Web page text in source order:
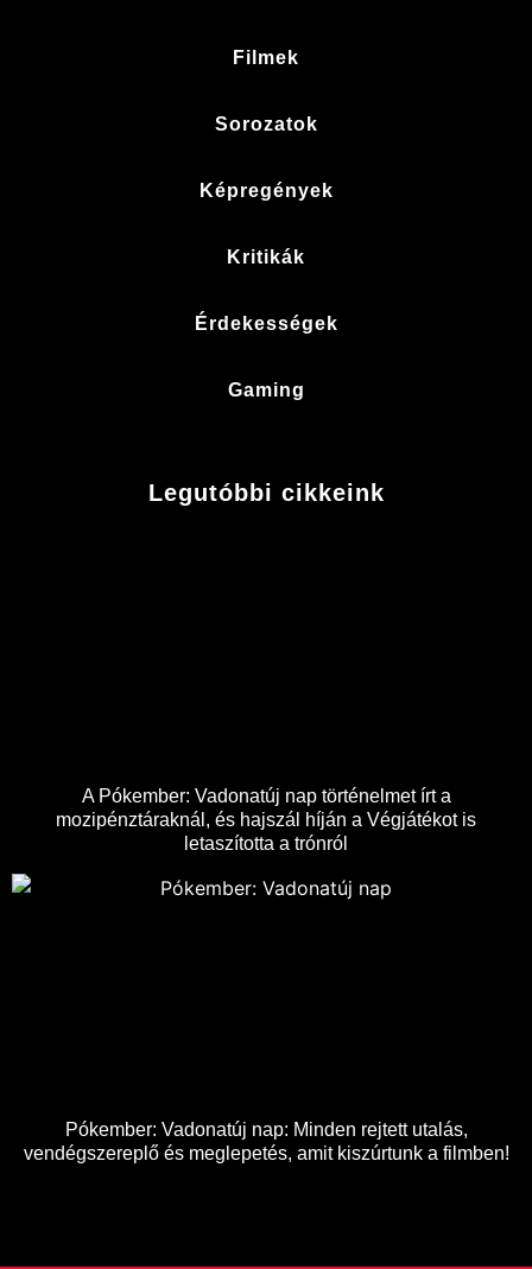
Filmek
Sorozatok
Képregények
Kritikák
Érdekességek
Gaming
Legutóbbi cikkeink
A Pókember: Vadonatúj nap történelmet írt a
mozipénztáraknál, és hajszál híján a Végjátékot is
letaszította a trónról
Pókember: Vadonatúj nap: Minden rejtett utalás,
vendégszereplő és meglepetés, amit kiszúrtunk a filmben!